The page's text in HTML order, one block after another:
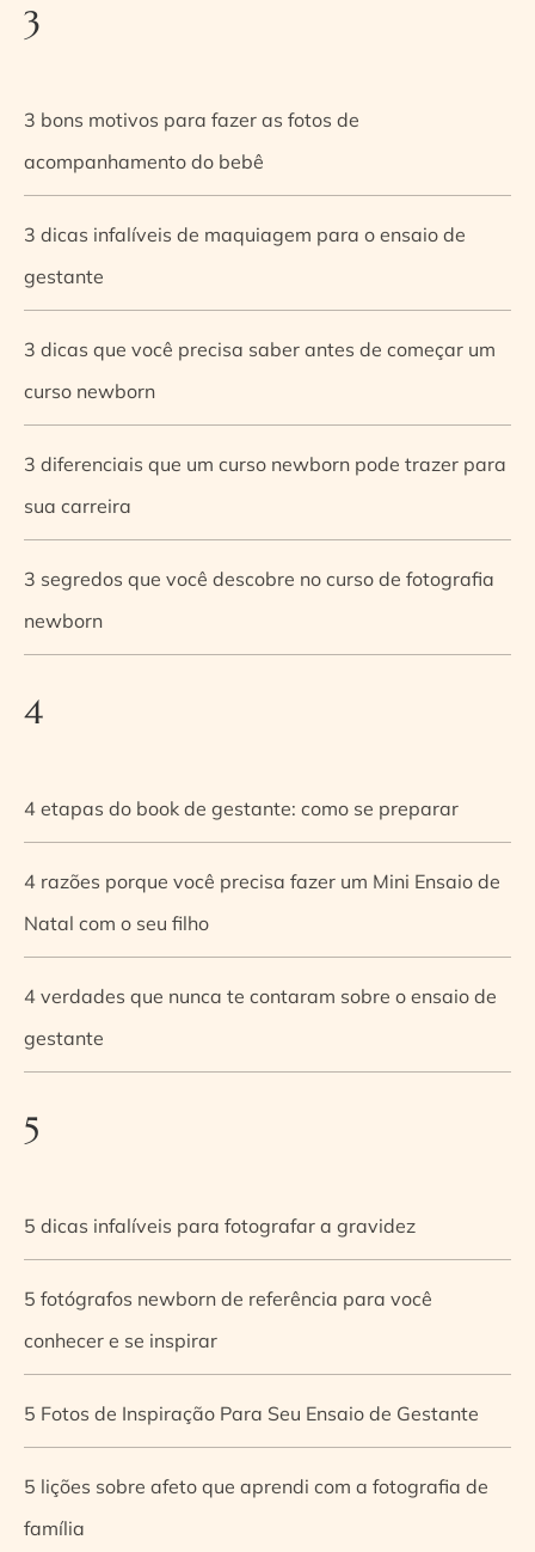
3
3 bons motivos para fazer as fotos de
acompanhamento do bebê
3 dicas infalíveis de maquiagem para o ensaio de
gestante
3 dicas que você precisa saber antes de começar um
curso newborn
3 diferenciais que um curso newborn pode trazer para
sua carreira
3 segredos que você descobre no curso de fotografia
newborn
4
4 etapas do book de gestante: como se preparar
4 razões porque você precisa fazer um Mini Ensaio de
Natal com o seu filho
4 verdades que nunca te contaram sobre o ensaio de
gestante
5
5 dicas infalíveis para fotografar a gravidez
5 fotógrafos newborn de referência para você
conhecer e se inspirar
5 Fotos de Inspiração Para Seu Ensaio de Gestante
5 lições sobre afeto que aprendi com a fotografia de
família